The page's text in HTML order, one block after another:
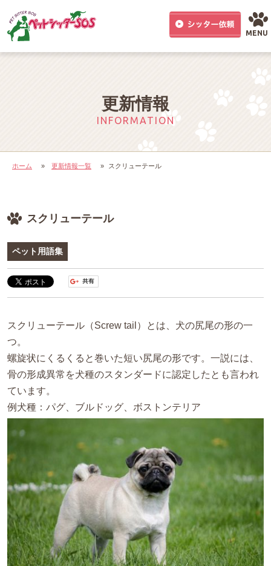
MENU
更新情報
INFORMATION
ホーム » 更新情報一覧 » スクリューテール
スクリューテール
ペット用語集
スクリューテール（Screw tail）とは、犬の尻尾の形の一
つ。
螺旋状にくるくると巻いた短い尻尾の形です。一説には、
骨の形成異常を犬種のスタンダードに認定したとも言われ
ています。
例犬種：パグ、ブルドッグ、ボストンテリア